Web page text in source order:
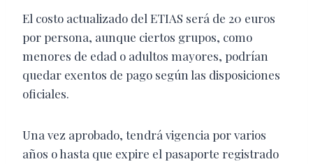
El costo actualizado del ETIAS será de 20 euros
por persona, aunque ciertos grupos, como
menores de edad o adultos mayores, podrían
quedar exentos de pago según las disposiciones
oficiales.
Una vez aprobado, tendrá vigencia por varios
años o hasta que expire el pasaporte registrado